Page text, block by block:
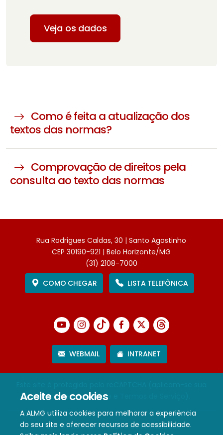
Aceite de cookies
A ALMG utiliza cookies para melhorar a experiência
do seu site e oferecer recursos de acessibilidade.
Veja os dados
Como é feita a atualização dos
textos das normas?
Comprovação de direitos pela
consulta ao texto das normas
Rua Rodrigues Caldas, 30 | Santo Agostinho
CEP 30190-921 | Belo Horizonte/MG
(31) 2108-7000
COMO CHEGAR
LISTA TELEFÔNICA
WEBMAIL INTRANET
Política de Privacidade
Termos de Uso e Política de Privacidade